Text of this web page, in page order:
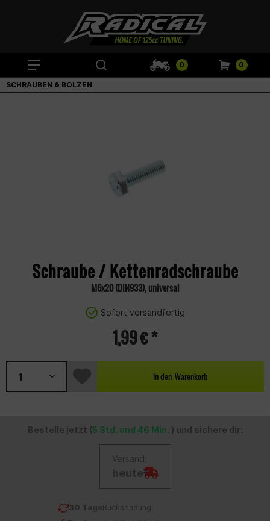
0 0
SCHRAUBEN & BOLZEN
Schraube / Kettenradschraube
M6x20 (DIN933), universal
Sofort versandfertig
1,99 € *
In den Warenkorb
Bestelle jetzt ( 5 Std. und 46 Min. ) und sichere dir:
Versand:
heute
30 TageRücksendung